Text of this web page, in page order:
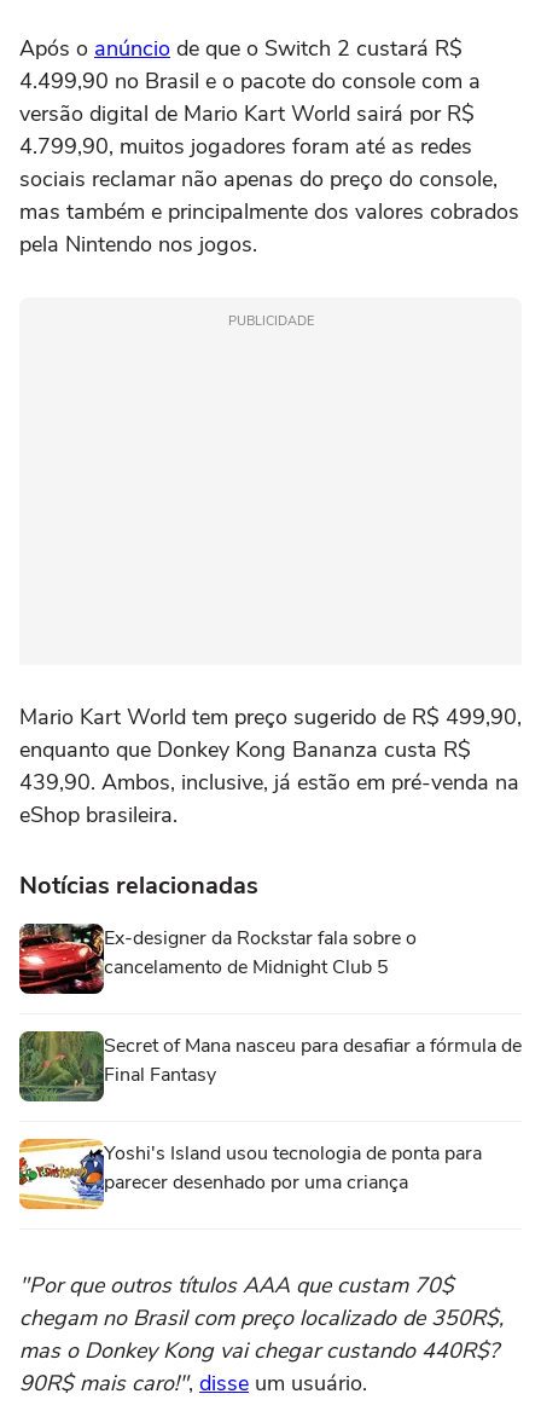
Após o anúncio de que o Switch 2 custará R$
4.499,90 no Brasil e o pacote do console com a
versão digital de Mario Kart World sairá por R$
4.799,90, muitos jogadores foram até as redes
sociais reclamar não apenas do preço do console,
mas também e principalmente dos valores cobrados
pela Nintendo nos jogos.
PUBLICIDADE
Mario Kart World tem preço sugerido de R$ 499,90,
enquanto que Donkey Kong Bananza custa R$
439,90. Ambos, inclusive, já estão em pré-venda na
eShop brasileira.
Notícias relacionadas
Ex-designer da Rockstar fala sobre o
cancelamento de Midnight Club 5
Secret of Mana nasceu para desafiar a fórmula de
Final Fantasy
Yoshi's Island usou tecnologia de ponta para
parecer desenhado por uma criança
"Por que outros títulos AAA que custam 70$
chegam no Brasil com preço localizado de 350R$,
mas o Donkey Kong vai chegar custando 440R$?
90R$ mais caro!", disse um usuário.